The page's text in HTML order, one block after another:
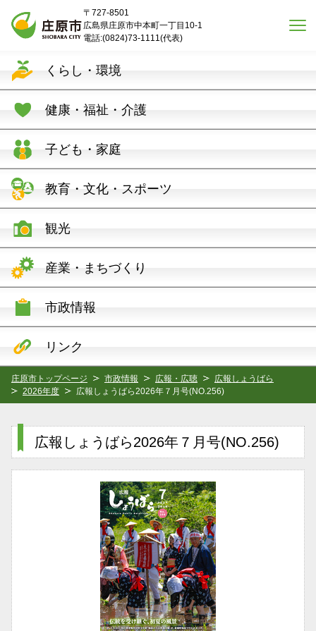
〒727-8501
広島県庄原市中本町一丁目10-1
電話:(0824)73-1111(代表)
くらし・環境
健康・福祉・介護
子ども・家庭
教育・文化・スポーツ
観光
産業・まちづくり
市政情報
リンク
庄原市トップページ 市政情報 広報・広聴
広報しょうばら
2026年度
広報しょうばら2026年７月号(NO.256)
広報しょうばら2026年７月号(NO.256)